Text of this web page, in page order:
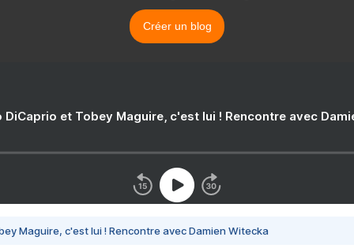
Créer un blog
DiCaprio et Tobey Maguire, c'est lui ! Rencontre avec
Maguire, c'est lui ! Rencontre avec Damien Witecka